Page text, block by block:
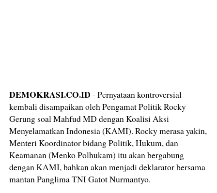
DEMOKRASI.CO.ID - Pernyataan kontroversial
kembali disampaikan oleh Pengamat Politik Rocky
Gerung soal Mahfud MD dengan Koalisi Aksi
Menyelamatkan Indonesia (KAMI). Rocky merasa yakin,
Menteri Koordinator bidang Politik, Hukum, dan
Keamanan (Menko Polhukam) itu akan bergabung
dengan KAMI, bahkan akan menjadi deklarator bersama
mantan Panglima TNI Gatot Nurmantyo.